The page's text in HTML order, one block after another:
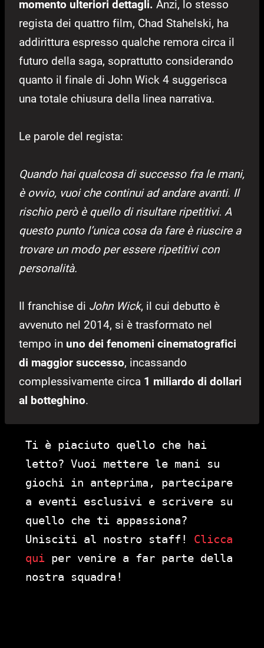
momento ulteriori dettagli. Anzi, lo stesso
regista dei quattro film, Chad Stahelski, ha
addirittura espresso qualche remora circa il
futuro della saga, soprattutto considerando
quanto il finale di John Wick 4 suggerisca
una totale chiusura della linea narrativa.
Le parole del regista:
Quando hai qualcosa di successo fra le mani,
è ovvio, vuoi che continui ad andare avanti. Il
rischio però è quello di risultare ripetitivi. A
questo punto l’unica cosa da fare è riuscire a
trovare un modo per essere ripetitivi con
personalità.
Il franchise di John Wick, il cui debutto è
avvenuto nel 2014, si è trasformato nel
tempo in uno dei fenomeni cinematografici
di maggior successo, incassando
complessivamente circa 1 miliardo di dollari
al botteghino.
Ti è piaciuto quello che hai
letto? Vuoi mettere le mani su
giochi in anteprima, partecipare
a eventi esclusivi e scrivere su
quello che ti appassiona?
Unisciti al nostro staff! Clicca
qui per venire a far parte della
nostra squadra!